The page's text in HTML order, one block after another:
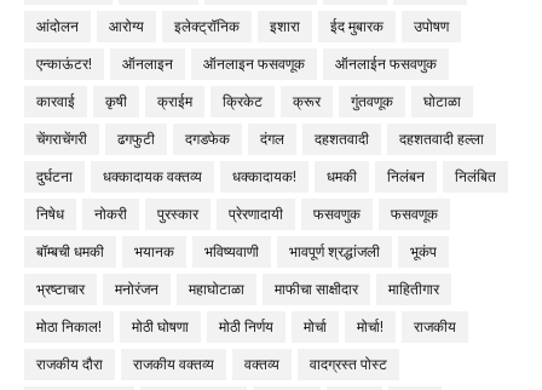
आंदोलन
आरोग्य इलेक्ट्रॉनिक इशारा ईद मुबारक
उपोषण
एन्काऊंटर!
ऑनलाइन ऑनलाइन फसवणूक
ऑनलाईन फसवणुक
कारवाई
कृषी क्राईम क्रिकेट क्रूर गुंतवणूक
घोटाळा
चेंगराचेंगरी
ढगफुटी दगडफेक दंगल दहशतवादी
दहशतवादी हल्ला
दुर्घटना
धक्कादायक वक्तव्य धक्कादायक! धमकी निलंबन
निलंबित
निषेध
नोकरी पुरस्कार प्रेरणादायी फसवणुक
फसवणूक
बॉम्बची धमकी
भयानक भविष्यवाणी भावपूर्ण श्रद्धांजली
भूकंप
भ्रष्टाचार
मनोरंजन महाघोटाळा माफीचा साक्षीदार
माहितीगार
मोठा निकाल!
मोठी घोषणा मोठी निर्णय मोर्चा मोर्चा!
राजकीय
राजकीय दौरा
राजकीय वक्तव्य वक्तव्य
वादग्रस्त पोस्ट